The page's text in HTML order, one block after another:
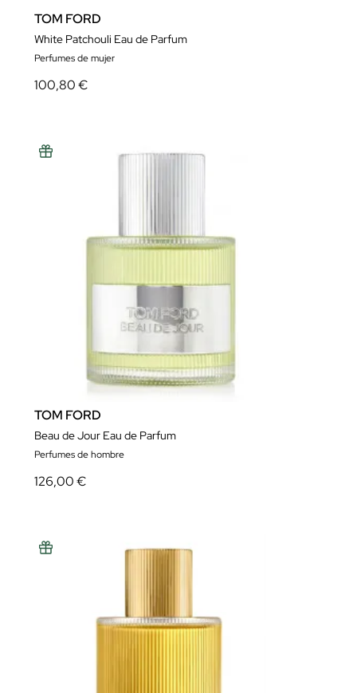
TOM FORD
White Patchouli Eau de Parfum
Perfumes de mujer
100,80 €
TOM FORD
Beau de Jour Eau de Parfum
Perfumes de hombre
126,00 €